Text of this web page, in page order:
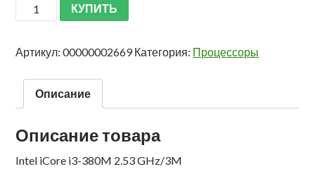
КУПИТЬ
Артикул:00000002669Категория: Процессоры
Описание
Описание товара
Intel iCore i3-380M 2.53 GHz/3M